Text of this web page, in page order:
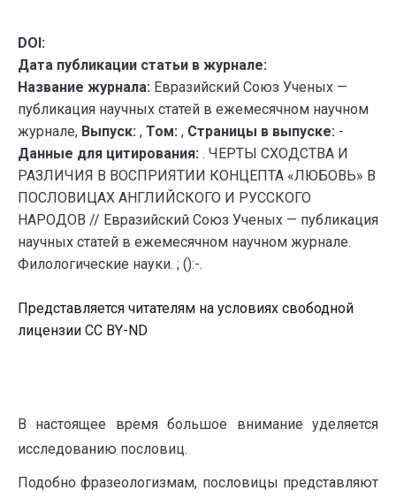
DOI:
Дата публикации статьи в журнале:
Название журнала: Евразийский Союз Ученых —
публикация научных статей в ежемесячном научном
журнале, Выпуск: , Том: , Страницы в выпуске: -
Данные для цитирования: . ЧЕРТЫ СХОДСТВА И
РАЗЛИЧИЯ В ВОСПРИЯТИИ КОНЦЕПТА «ЛЮБОВЬ» В
ПОСЛОВИЦАХ АНГЛИЙСКОГО И РУССКОГО
НАРОДОВ // Евразийский Союз Ученых — публикация
научных статей в ежемесячном научном журнале.
Филологические науки. ; ():-.
Представляется читателям на условиях свободной
лицензии CC BY-ND
В настоящее время большое внимание уделяется
исследованию пословиц.
Подобно фразеологизмам, пословицы представляют